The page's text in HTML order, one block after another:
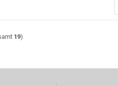
19)